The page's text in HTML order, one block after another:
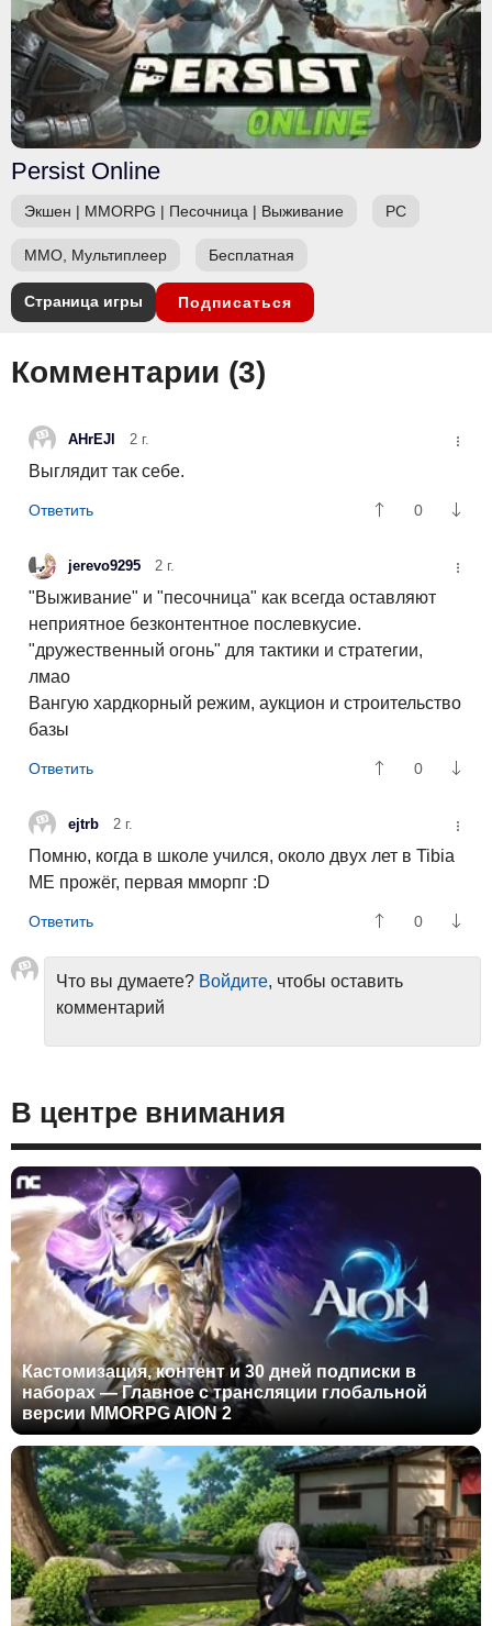
Persist Online
Экшен | MMORPG | Песочница | Выживание PC
ММО, Мультиплеер Бесплатная
Страница игры Подписаться
Комментарии (3)
AHrEJl 2 г.
Выглядит так себе.
0
jerevo9295 2 г.
"Выживание" и "песочница" как всегда оставляют
неприятное безконтентное послевкусие.
"дружественный огонь" для тактики и стратегии,
лмао
Вангую хардкорный режим, аукцион и строительство
базы
0
ejtrb 2 г.
Помню, когда в школе учился, около двух лет в Tibia
ME прожёг, первая мморпг :D
0
Что вы думаете? Войдите, чтобы оставить
комментарий
В центре внимания
Кастомизация, контент и 30 дней подписки в
наборах — Главное с трансляции глобальной
версии MMORPG AION 2